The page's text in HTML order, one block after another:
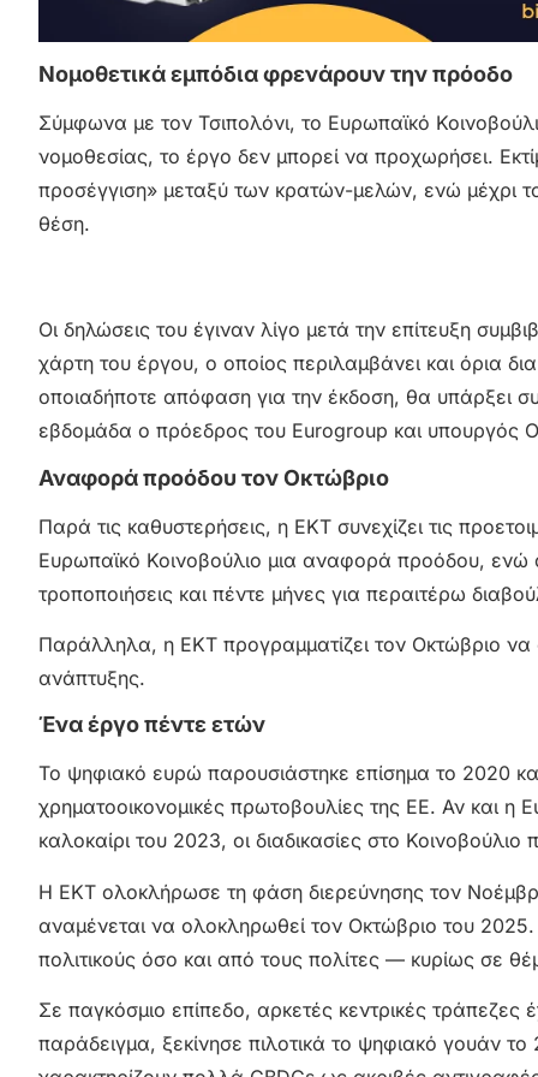
Νομοθετικά εμπόδια φρενάρουν την πρόοδο
Σύμφωνα με τον Τσιπολόνι, το Ευρωπαϊκό
νομοθεσίας, το έργο δεν μπορεί να προχωρήσει.
προσέγγιση» μεταξύ των κρατών-μελών, ενώ μέχρι
θέση.
Οι δηλώσεις του έγιναν λίγο μετά την επίτευξη
χάρτη του έργου, ο οποίος περιλαμβάνει και όρια
οποιαδήποτε απόφαση για την έκδοση, θα υπάρξει
εβδομάδα ο πρόεδρος του Eurogroup και υπουργός
Αναφορά προόδου τον Οκτώβριο
Παρά τις καθυστερήσεις, η ΕΚΤ συνεχίζει τις
Ευρωπαϊκό Κοινοβούλιο μια αναφορά προόδου, ενώ
τροποποιήσεις και πέντε μήνες για περαιτέρω
Παράλληλα, η ΕΚΤ προγραμματίζει τον Οκτώβριο
ανάπτυξης.
Ένα έργο πέντε ετών
Το ψηφιακό ευρώ παρουσιάστηκε επίσημα το 2020
χρηματοοικονομικές πρωτοβουλίες της ΕΕ. Αν και η
καλοκαίρι του 2023, οι διαδικασίες στο
Η ΕΚΤ ολοκλήρωσε τη φάση διερεύνησης τον
αναμένεται να ολοκληρωθεί τον Οκτώβριο του
πολιτικούς όσο και από τους πολίτες — κυρίως σε
Σε παγκόσμιο επίπεδο, αρκετές κεντρικές τράπεζες
παράδειγμα, ξεκίνησε πιλοτικά το ψηφιακό γουάν